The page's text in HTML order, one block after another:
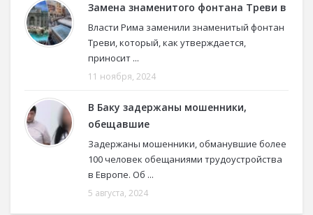
Замена знаменитого фонтана Треви в
Власти Рима заменили знаменитый фонтан
Треви, который, как утверждается,
приносит ...
11 ноября, 2024
В Баку задержаны мошенники,
обещавшие
Задержаны мошенники, обманувшие более
100 человек обещаниями трудоустройства
в Европе. Об ...
5 августа, 2024